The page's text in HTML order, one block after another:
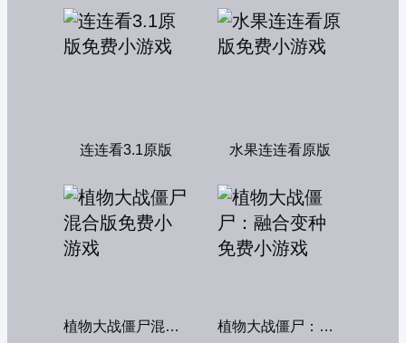
连连看3.1原版 水果连连看原版
植物大战僵尸混合版 植物大战僵尸：融合变种